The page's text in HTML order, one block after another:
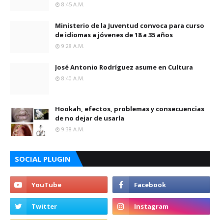
8:45 A.m.
Ministerio de la Juventud convoca para curso
de idiomas a jóvenes de 18 a 35 años
9:28 A.m.
José Antonio Rodríguez asume en Cultura
8:40 A.m.
Hookah, efectos, problemas y consecuencias
de no dejar de usarla
9:38 A.m.
SOCIAL PLUGIN